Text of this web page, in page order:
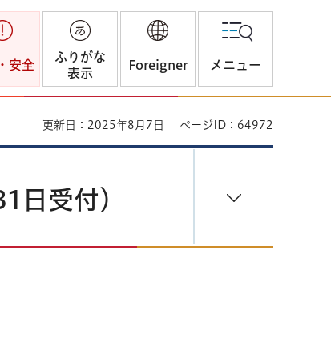
安全
ふりがな
表示
Foreigner メニュー
更新日：2025年8月7日 ページID：64972
日受付）